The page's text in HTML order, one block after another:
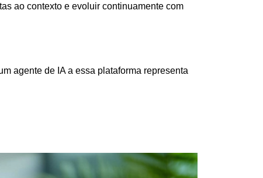
ao contexto e evoluir continuamente com
agente de IA a essa plataforma representa